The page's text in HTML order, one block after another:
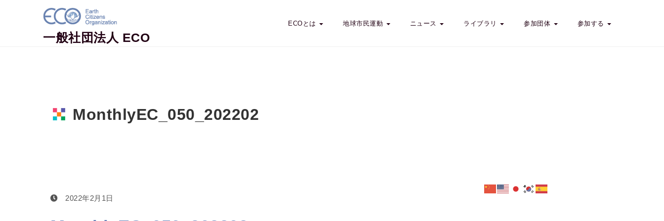
Skip to content
一般社団法人 ECO
ECOとは 地球市民運動 ニュース ライブラリ 参加団体 参加する
MonthlyEC_050_202202
2022年2月1日